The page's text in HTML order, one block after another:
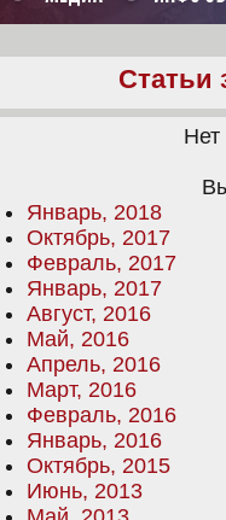
Статьи
Нет
Январь, 2018
Октябрь, 2017
Февраль, 2017
Январь, 2017
Август, 2016
Май, 2016
Апрель, 2016
Март, 2016
Февраль, 2016
Январь, 2016
Октябрь, 2015
Июнь, 2013